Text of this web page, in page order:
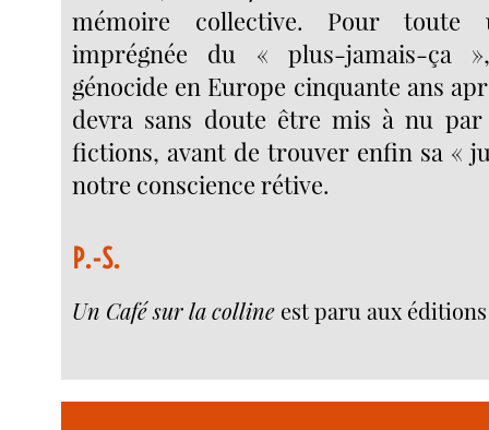
mémoire collective. Pour toute
imprégnée du « plus-jamais-ça
génocide en Europe cinquante ans
devra sans doute être mis à nu par
fictions, avant de trouver enfin sa «
notre conscience rétive.
P.-S.
Un Café sur la colline est paru aux